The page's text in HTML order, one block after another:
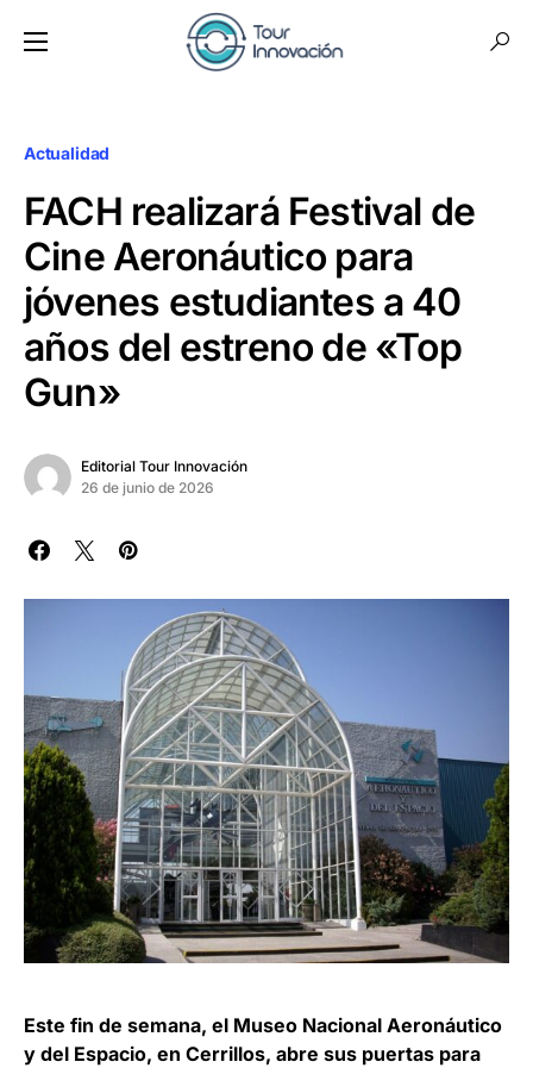
Actualidad
FACH realizará Festival de
Cine Aeronáutico para
jóvenes estudiantes a 40
años del estreno de «Top
Gun»
Editorial Tour Innovación
26 de junio de 2026
Este fin de semana, el Museo Nacional Aeronáutico
y del Espacio, en Cerrillos, abre sus puertas para